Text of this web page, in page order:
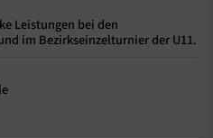
Leistungen bei den
im Bezirkseinzelturnier der U11.